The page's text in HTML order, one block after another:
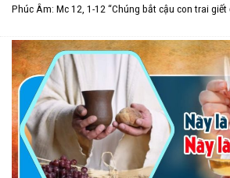
Phúc Âm: Mc 12, 1-12 “Chúng bắt cậu con trai giết